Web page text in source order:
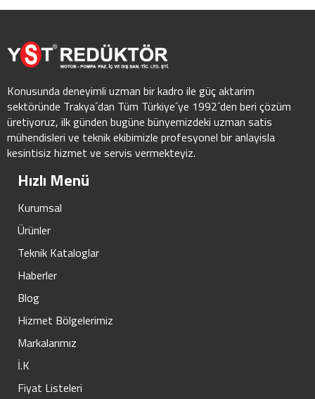
Konusunda deneyimli uzman bir kadro ile güç aktarim
sektöründe Trakya´dan Tüm Türkiye´ye 1992´den beri çözüm
üretiyoruz, ilk günden bugüne bünyemizdeki uzman satis
mühendisleri ve teknik ekibimizle profesyonel bir anlayisla
kesintisiz hizmet ve servis vermekteyiz.
Hızlı Menü
Kurumsal
Ürünler
Teknik Kataloglar
Haberler
Blog
Hizmet Bölgelerimiz
Markalarımız
İ.K
Fiyat Listeleri